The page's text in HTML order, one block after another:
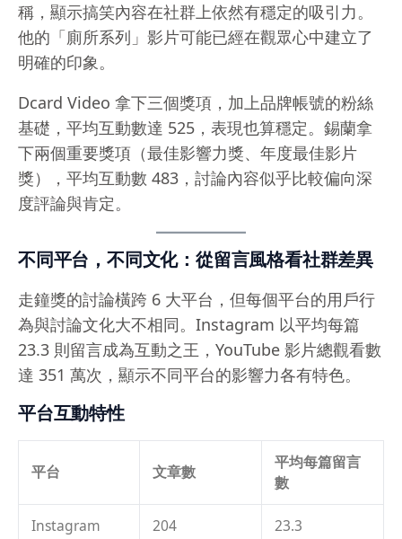
稱，顯示搞笑內容在社群上依然有穩定的吸引力。
他的「廁所系列」影片可能已經在觀眾心中建立了
明確的印象。
Dcard Video 拿下三個獎項，加上品牌帳號的粉絲
基礎，平均互動數達 525，表現也算穩定。錫蘭拿
下兩個重要獎項（最佳影響力獎、年度最佳影片
獎），平均互動數 483，討論內容似乎比較偏向深
度評論與肯定。
不同平台，不同文化：從留言風格看社群差異
走鐘獎的討論橫跨 6 大平台，但每個平台的用戶行
為與討論文化大不相同。Instagram 以平均每篇
23.3 則留言成為互動之王，YouTube 影片總觀看數
達 351 萬次，顯示不同平台的影響力各有特色。
平台互動特性
平台 文章數
平均每篇留言
數
Instagram 204 23.3